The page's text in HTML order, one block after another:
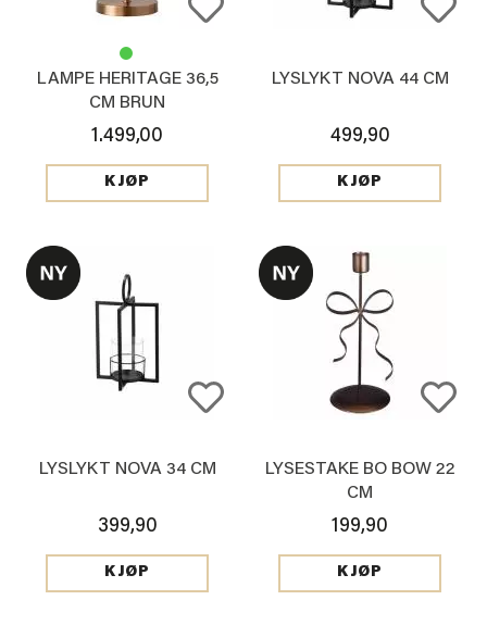
LAMPE HERITAGE 36,5
CM BRUN
1.499,00
KJØP
LYSLYKT NOVA 44 CM
499,90
KJØP
LYSLYKT NOVA 34 CM
399,90
KJØP
LYSESTAKE BO BOW 22
CM
199,90
KJØP